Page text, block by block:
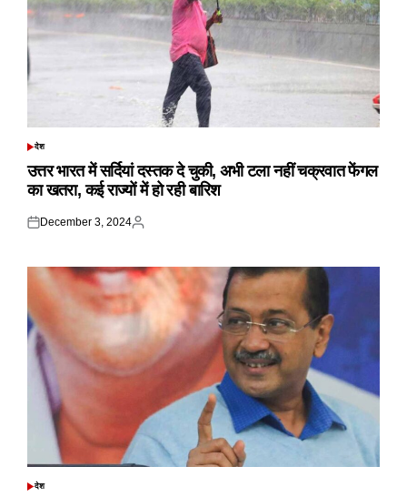
POSTED
देश
उत्तर भारत में सर्दियां दस्तक दे चुकी, अभी टला नहीं चक्रवात फेंगल
का खतरा, कई राज्यों में हो रही बारिश
Posted
December 3, 2024
Posted
POSTED
देश